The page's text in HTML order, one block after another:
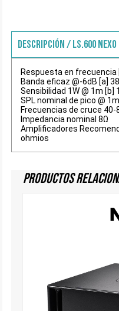
DESCRIPCIÓN / LS.600 NEXO
Respuesta en frecuencia
Banda eficaz @-6dB [a]
Sensibilidad 1W @ 1m [b]
SPL nominal de pico @
Frecuencias de cruce 40-
Impedancia nominal 8Ω
Amplificadores
ohmios
Productos